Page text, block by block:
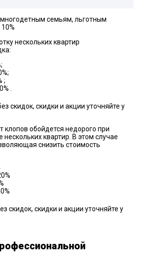
семьям, льготным
нескольких квартир
;
.
скидок, скидки и акции уточняйте у
клопов обойдется недорого при
нескольких квартир. В этом случае
снизить стоимость
скидок, скидки и акции уточняйте у